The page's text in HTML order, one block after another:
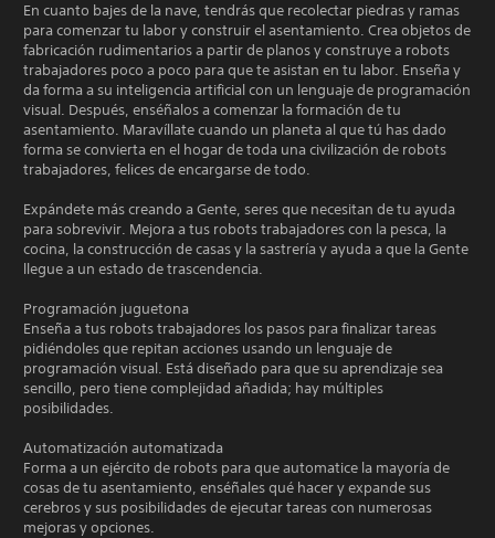
En cuanto bajes de la nave, tendrás que recolectar piedras y ramas
para comenzar tu labor y construir el asentamiento. Crea objetos de
fabricación rudimentarios a partir de planos y construye a robots
trabajadores poco a poco para que te asistan en tu labor. Enseña y
da forma a su inteligencia artificial con un lenguaje de programación
visual. Después, enséñalos a comenzar la formación de tu
asentamiento. Maravíllate cuando un planeta al que tú has dado
forma se convierta en el hogar de toda una civilización de robots
trabajadores, felices de encargarse de todo.
Expándete más creando a Gente, seres que necesitan de tu ayuda
para sobrevivir. Mejora a tus robots trabajadores con la pesca, la
cocina, la construcción de casas y la sastrería y ayuda a que la Gente
llegue a un estado de trascendencia.
Programación juguetona
Enseña a tus robots trabajadores los pasos para finalizar tareas
pidiéndoles que repitan acciones usando un lenguaje de
programación visual. Está diseñado para que su aprendizaje sea
sencillo, pero tiene complejidad añadida; hay múltiples
posibilidades.
Automatización automatizada
Forma a un ejército de robots para que automatice la mayoría de
cosas de tu asentamiento, enséñales qué hacer y expande sus
cerebros y sus posibilidades de ejecutar tareas con numerosas
mejoras y opciones.